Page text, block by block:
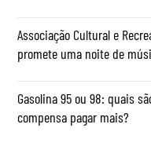
Associação Cultural e
promete uma noite de
Gasolina 95 ou 98: quais
compensa pagar mais?